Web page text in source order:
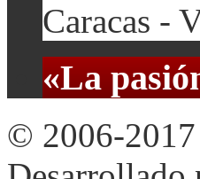
Caracas -
«La
© 2006-2017